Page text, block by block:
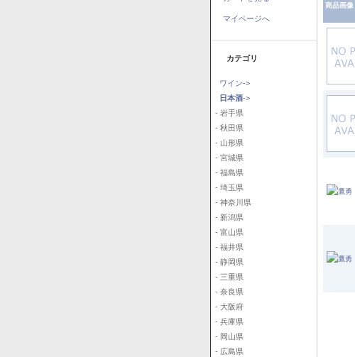
マイページへ
カテゴリ
ワイン->
日本酒->
- 岩手県
- 秋田県
- 山形県
- 宮城県
- 福島県
- 埼玉県
- 神奈川県
- 新潟県
- 富山県
- 福井県
- 静岡県
- 三重県
- 奈良県
- 大阪府
- 兵庫県
- 岡山県
- 広島県
商品画像